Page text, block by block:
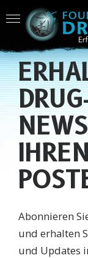
IHREN
Abonnieren
und erhalten
und Updates